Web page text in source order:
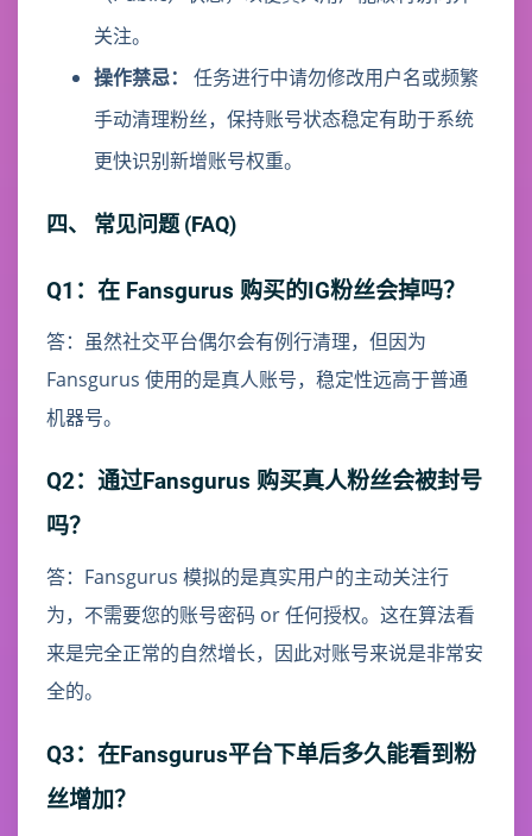
关注。
操作禁忌：
任务进行中请勿修改用户名或频繁
手动清理粉丝，保持账号状态稳定有助于系统
更快识别新增账号权重。
四、 常见问题 (FAQ)
Q1：在 Fansgurus 购买的IG粉丝会掉吗？
答：虽然社交平台偶尔会有例行清理，但因为
Fansgurus 使用的是真人账号，稳定性远高于普通
机器号。
Q2：通过Fansgurus 购买真人粉丝会被封号
吗？
答：Fansgurus 模拟的是真实用户的主动关注行
为，不需要您的账号密码 or 任何授权。这在算法看
来是完全正常的自然增长，因此对账号来说是非常安
全的。
Q3：在Fansgurus平台下单后多久能看到粉
丝增加？